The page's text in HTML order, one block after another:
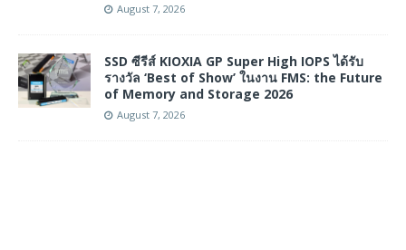
August 7, 2026
SSD ซีรีส์ KIOXIA GP Super High IOPS ได้รับ
รางวัล ‘Best of Show’ ในงาน FMS: the Future
of Memory and Storage 2026
August 7, 2026